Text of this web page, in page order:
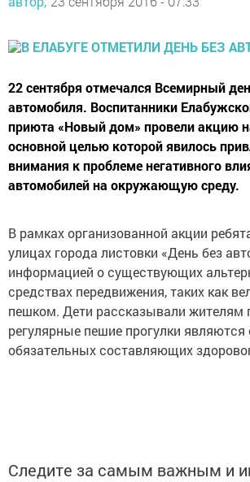
22 сентября отмечался Всемирный
автомобиля. Воспитанники
приюта «Новый дом» провели акцию
основной целью которой явилось
внимания к проблеме негативного
автомобилей на окружающую среду.
В рамках организованной акции
улицах города листовки «День без
информацией о существующих
средствах передвижения, таких как
пешком. Дети рассказывали жителям
регулярные пешие прогулки являются
обязательных составляющих
Следите за самым важным и